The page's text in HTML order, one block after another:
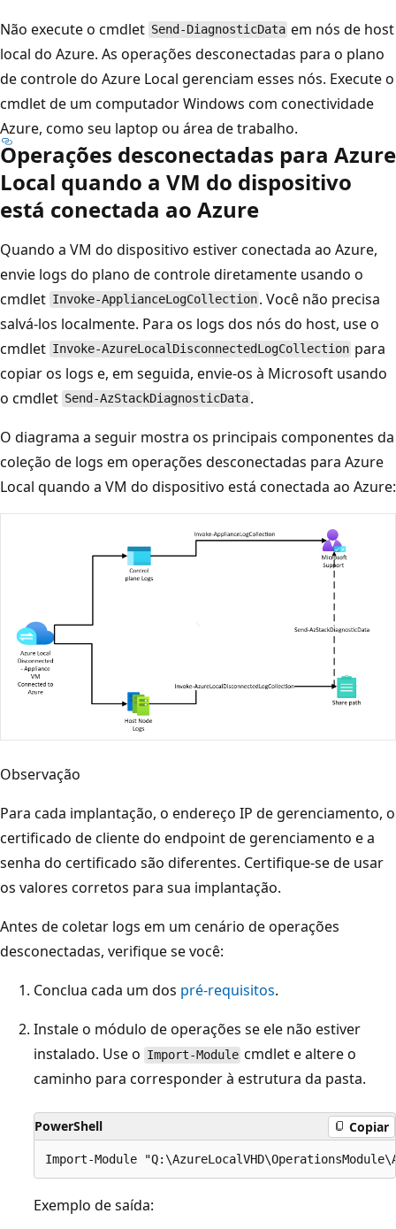
Não execute o cmdlet Send-DiagnosticData em nós de host
local do Azure. As operações desconectadas para o plano
de controle do Azure Local gerenciam esses nós. Execute o
cmdlet de um computador Windows com conectividade
Azure, como seu laptop ou área de trabalho.
Operações desconectadas para Azure
Local quando a VM do dispositivo
está conectada ao Azure
Quando a VM do dispositivo estiver conectada ao Azure,
envie logs do plano de controle diretamente usando o
cmdlet Invoke-ApplianceLogCollection . Você não precisa
salvá-los localmente. Para os logs dos nós do host, use o
cmdlet Invoke-AzureLocalDisconnectedLogCollection para
copiar os logs e, em seguida, envie-os à Microsoft usando
o cmdlet Send-AzStackDiagnosticData .
O diagrama a seguir mostra os principais componentes da
coleção de logs em operações desconectadas para Azure
Local quando a VM do dispositivo está conectada ao Azure:
Observação
Para cada implantação, o endereço IP de gerenciamento, o
certificado de cliente do endpoint de gerenciamento e a
senha do certificado são diferentes. Certifique-se de usar
os valores corretos para sua implantação.
Antes de coletar logs em um cenário de operações
desconectadas, verifique se você:
Conclua cada um dos pré-requisitos.
Instale o módulo de operações se ele não estiver
instalado. Use o Import-Module cmdlet e altere o
caminho para corresponder à estrutura da pasta.
PowerShell Copiar
Exemplo de saída: